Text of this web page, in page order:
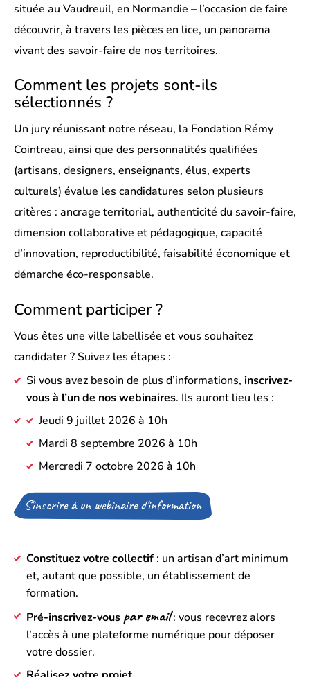
située au Vaudreuil, en Normandie – l’occasion de faire
découvrir, à travers les pièces en lice, un panorama
vivant des savoir-faire de nos territoires.
Comment les projets sont-ils
sélectionnés ?
Un jury réunissant notre réseau, la Fondation Rémy
Cointreau, ainsi que des personnalités qualifiées
(artisans, designers, enseignants, élus, experts
culturels) évalue les candidatures selon plusieurs
critères : ancrage territorial, authenticité du savoir-faire,
dimension collaborative et pédagogique, capacité
d’innovation, reproductibilité, faisabilité économique et
démarche éco-responsable.
Comment participer ?
Vous êtes une ville labellisée et vous souhaitez
candidater ? Suivez les étapes :
Si vous avez besoin de plus d’informations, inscrivez-
vous à l’un de nos webinaires. Ils auront lieu les :
Jeudi 9 juillet 2026 à 10h
Mardi 8 septembre 2026 à 10h
Mercredi 7 octobre 2026 à 10h
S'inscrire à un webinaire d'information(Ouverture
dans
onglet)
Constituez votre collectif : un artisan d’art minimum
et, autant que possible, un établissement de
formation.
Pré-inscrivez-vous par email: vous recevrez alors
l’accès à une plateforme numérique pour déposer
votre dossier.